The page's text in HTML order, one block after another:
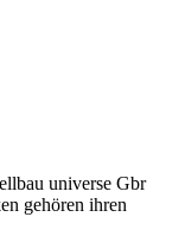
universe Gbr
gehören ihren